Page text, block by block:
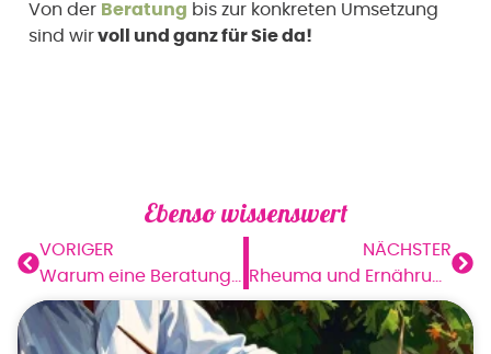
Von der Beratung bis zur konkreten Umsetzung
sind wirvoll und ganz für Sie da!
Ebenso wissenswert
VORIGER
NÄCHSTER